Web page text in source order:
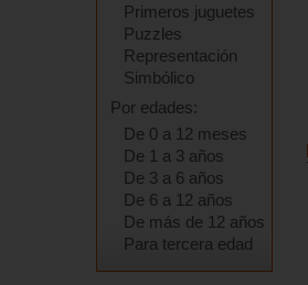
Primeros juguetes
Puzzles
Representación
Simbólico
Por edades:
De 0 a 12 meses
De 1 a 3 años
De 3 a 6 años
De 6 a 12 años
De más de 12 años
Para tercera edad